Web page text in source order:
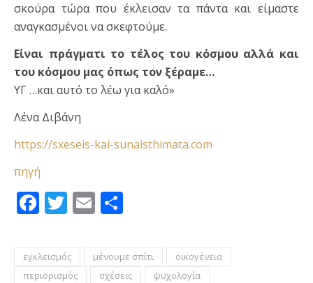
σκούρα τώρα που έκλεισαν τα πάντα και είμαστε
αναγκασμένοι να σκεφτούμε.
Είναι πράγματι το τέλος του κόσμου αλλά και
του κόσμου μας όπως τον ξέραμε…
ΥΓ …και αυτό το λέω για καλό»
Λένα Διβάνη
https://sxeseis-kai-sunaisthimata.com
πηγή
Facebook
Twitter
Email
εγκλεισμός μένουμε σπίτι
οικογένεια
περιορισμός
σχέσεις ψυχολογία